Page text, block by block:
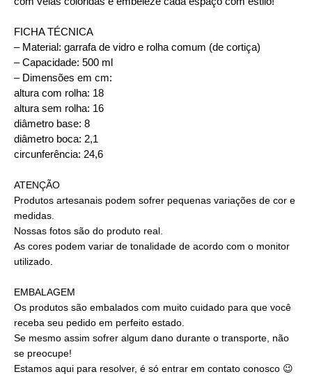
FICHA TÉCNICA
– Material: garrafa de vidro e rolha comum (de cortiça)
– Capacidade: 500 ml
– Dimensões em cm:
altura com rolha: 18
altura sem rolha: 16
diâmetro base: 8
diâmetro boca: 2,1
circunferência: 24,6
ATENÇÃO
Produtos artesanais podem sofrer pequenas variações de cor e
medidas.
Nossas fotos são do produto real.
As cores podem variar de tonalidade de acordo com o monitor
utilizado.
EMBALAGEM
Os produtos são embalados com muito cuidado para que você
receba seu pedido em perfeito estado.
Se mesmo assim sofrer algum dano durante o transporte, não
se preocupe!
Estamos aqui para resolver, é só entrar em contato conosco 😉